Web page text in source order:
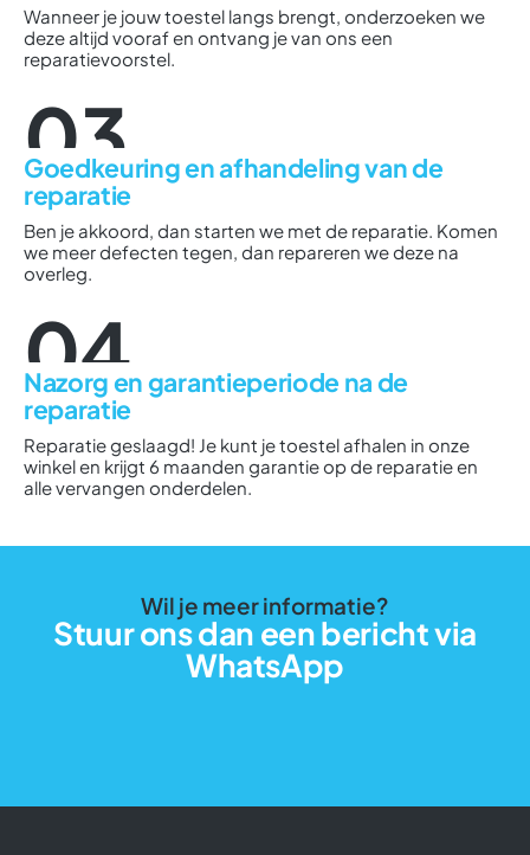
Wanneer je jouw toestel langs brengt, onderzoeken we
deze altijd vooraf en ontvang je van ons een
reparatievoorstel.
03
Goedkeuring en afhandeling van de
reparatie
Ben je akkoord, dan starten we met de reparatie. Komen
we meer defecten tegen, dan repareren we deze na
overleg.
04
Nazorg en garantieperiode na de
reparatie
Reparatie geslaagd! Je kunt je toestel afhalen in onze
winkel en krijgt 6 maanden garantie op de reparatie en
alle vervangen onderdelen.
Wil je meer informatie?
Stuur ons dan een bericht via
WhatsApp